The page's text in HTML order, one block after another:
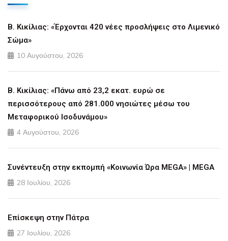
Β. Κικίλιας: «Έρχονται 420 νέες προσλήψεις στο Λιμενικό
Σώμα»
10 Αυγούστου, 2026
Β. Κικίλιας: «Πάνω από 23,2 εκατ. ευρώ σε
περισσότερους από 281.000 νησιώτες μέσω του
Μεταφορικού Ισοδυνάμου»
4 Αυγούστου, 2026
Συνέντευξη στην εκπομπή «Κοινωνία Ώρα MEGA» | MEGA
28 Ιουλίου, 2026
Επίσκεψη στην Πάτρα
27 Ιουλίου, 2026